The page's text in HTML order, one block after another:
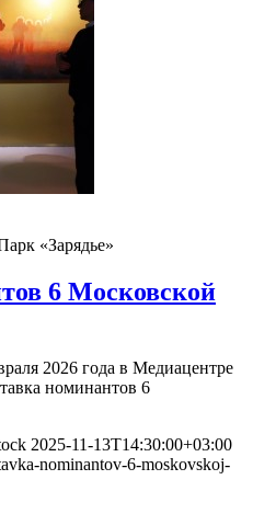
«Зарядье»
6 Московской
2026 года в Медиацентре
номинантов 6
2025-11-13T14:30:00+03:00
nominantov-6-moskovskoj-